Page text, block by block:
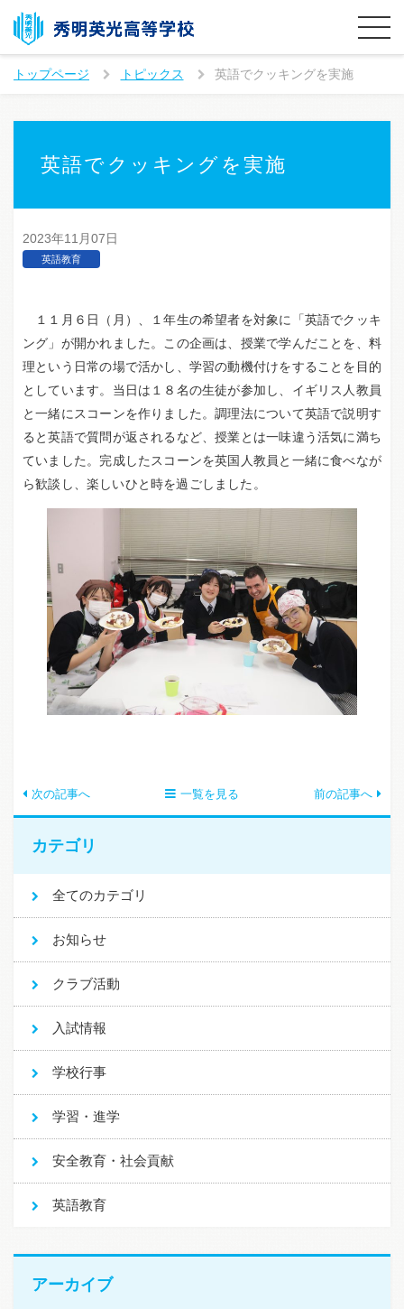
トップページ トピックス 英語でクッキングを実施
英語でクッキングを実施
2023年11月07日
英語教育
１１月６日（月）、１年生の希望者を対象に「英語でクッキ
ング」が開かれました。この企画は、授業で学んだことを、料
理という日常の場で活かし、学習の動機付けをすることを目的
としています。当日は１８名の生徒が参加し、イギリス人教員
と一緒にスコーンを作りました。調理法について英語で説明す
ると英語で質問が返されるなど、授業とは一味違う活気に満ち
ていました。完成したスコーンを英国人教員と一緒に食べなが
ら歓談し、楽しいひと時を過ごしました。
次の記事へ 一覧を見る 前の記事へ
カテゴリ
全てのカテゴリ
お知らせ
クラブ活動
入試情報
学校行事
学習・進学
安全教育・社会貢献
英語教育
アーカイブ